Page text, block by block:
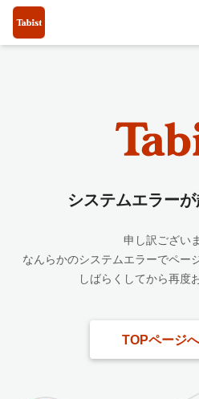
システムエラーが
申し訳ござい
なんらかのシステムエラーでペー
しばらくしてから再度
TOPページ
システムエラーが起きました